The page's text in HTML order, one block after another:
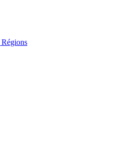
Régions